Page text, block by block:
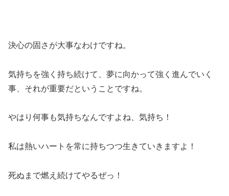
決心の固さが大事なわけですね。
気持ちを強く持ち続けて、夢に向かって強く進んでいく
事、それが重要だということですね。
やはり何事も気持ちなんですよね、気持ち！
私は熱いハートを常に持ちつつ生きていきますよ！
死ぬまで燃え続けてやるぜっ！